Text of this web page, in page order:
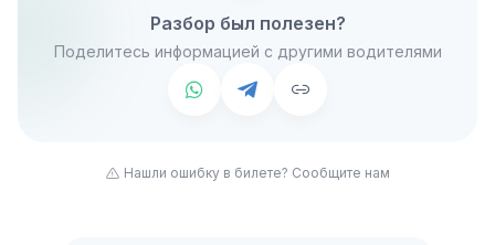
Разбор был полезен?
Поделитесь информацией с другими водителями
Нашли ошибку в билете? Сообщите нам